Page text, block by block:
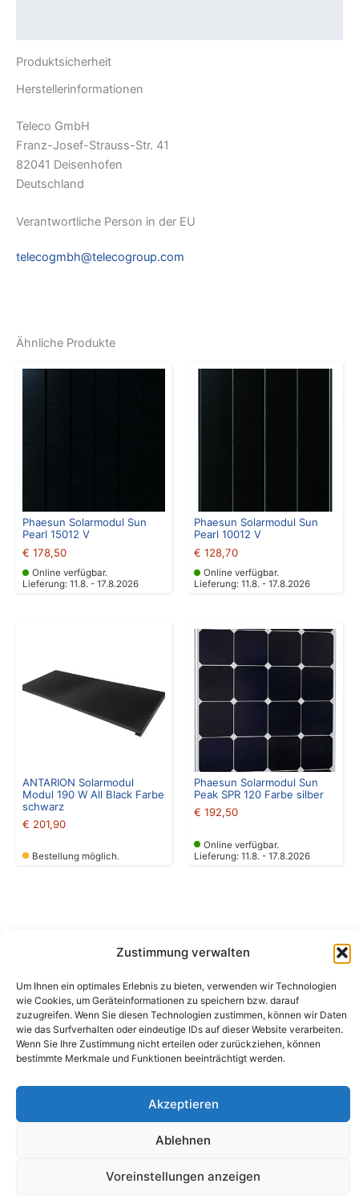
Zustimmung verwalten
Um Ihnen ein optimales Erlebnis zu bieten, verwenden wir Technologien
wie Cookies, um Geräteinformationen zu speichern bzw. darauf
zuzugreifen. Wenn Sie diesen Technologien zustimmen, können wir Daten
wie das Surfverhalten oder eindeutige IDs auf dieser Website verarbeiten.
Wenn Sie Ihre Zustimmung nicht erteilen oder zurückziehen, können
bestimmte Merkmale und Funktionen beeinträchtigt werden.
Akzeptieren
Ablehnen
Voreinstellungen anzeigen
Produktsicherheit
Herstellerinformationen
Teleco GmbH
Franz-Josef-Strauss-Str. 41
82041 Deisenhofen
Deutschland
Verantwortliche Person in der EU
telecogmbh@telecogroup.com
Ähnliche Produkte
Phaesun Solarmodul Sun
Pearl 15012 V
€ 178,50
Online verfügbar.
Lieferung: 11.8. - 17.8.2026
Phaesun Solarmodul Sun
Pearl 10012 V
€ 128,70
Online verfügbar.
Lieferung: 11.8. - 17.8.2026
ANTARION Solarmodul
Modul 190 W All Black Farbe
schwarz
€ 201,90
Bestellung möglich.
Phaesun Solarmodul Sun
Peak SPR 120 Farbe silber
€ 192,50
Online verfügbar.
Lieferung: 11.8. - 17.8.2026
Camping Bergler GmbH
Peter-Leardi-Weg 4, 8054 Graz
Steiermark / Österreich​
+43 316 225711 ​ •info@campingbergler.at​
Datenschutzerklärung
Cookie-Richtlinie (EU)
Echtheit von Bewertungen